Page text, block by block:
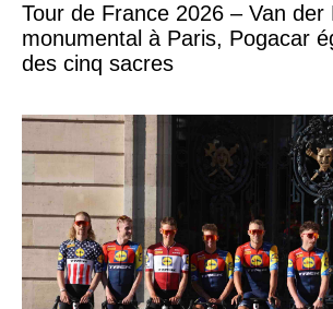
Tour de France 2026 – Van der
monumental à Paris, Pogacar
des cinq sacres